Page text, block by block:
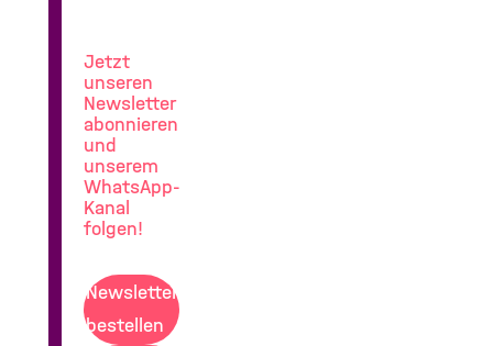
Jetzt
unseren
Newsletter
abonnieren
und
unserem
WhatsApp-
Kanal
folgen!
Newsletter
bestellen